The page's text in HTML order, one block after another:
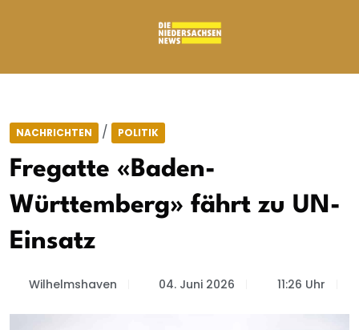
NACHRICHTEN / POLITIK
Fregatte «Baden-
Württemberg» fährt zu UN-
Einsatz
Wilhelmshaven 04. Juni 2026 11:26 Uhr